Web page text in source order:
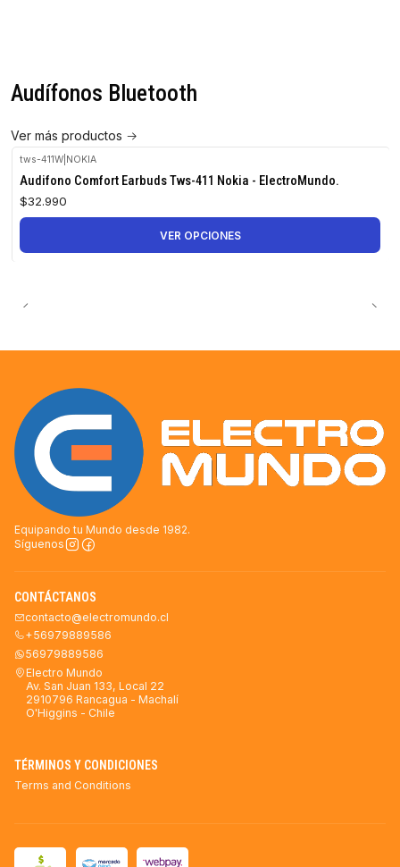
Audífonos Bluetooth
Ver más productos
tws-411W| NOKIA
Audifono Comfort Earbuds Tws-411 Nokia - ElectroMundo.
$32.990
VER OPCIONES
Equipando tu Mundo desde 1982.
Síguenos
CONTÁCTANOS
contacto@electromundo.cl
+56979889586
56979889586
Electro Mundo
Av. San Juan 133, Local 22
2910796 Rancagua - Machalí
O'Higgins - Chile
TÉRMINOS Y CONDICIONES
Terms and Conditions